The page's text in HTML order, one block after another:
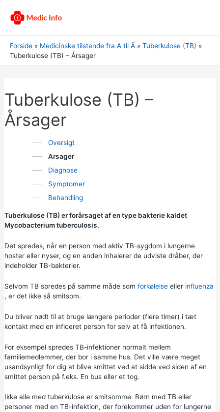
Forside Medicinske tilstande fra A til Å
Tuberkulose (TB)
Tuberkulose (TB) – Årsager
Tuberkulose (TB) –
Årsager
Oversigt
Arsager
Diagnose
Symptomer
Behandling
Tuberkulose (TB) er forårsaget af en type bakterie kaldet
Mycobacterium tuberculosis.
Det spredes, når en person med aktiv TB-sygdom i lungerne
hoster eller nyser, og en anden inhalerer de udviste dråber, der
indeholder TB-bakterier.
Selvom TB spredes på samme måde som forkølelseeller influenza
, er det ikke så smitsom.
Du bliver nødt til at bruge længere perioder (flere timer) i tæt
kontakt med en inficeret person for selv at få infektionen.
For eksempel spredes TB-infektioner normalt mellem
familiemedlemmer, der bor i samme hus. Det ville være meget
usandsynligt for dig at blive smittet ved at sidde ved siden af en
smittet person på f.eks. En bus eller et tog.
Ikke alle med tuberkulose er smitsomme. Børn med TB eller
personer med en TB-infektion, der forekommer uden for lungerne